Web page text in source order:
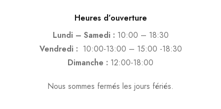
Heures d’ouverture
Lundi – Samedi : 10:00 – 18:30
Vendredi : 10:00-13:00 – 15:00 -18:30
Dimanche : 12:00-18:00
Nous sommes fermés les jours fériés.